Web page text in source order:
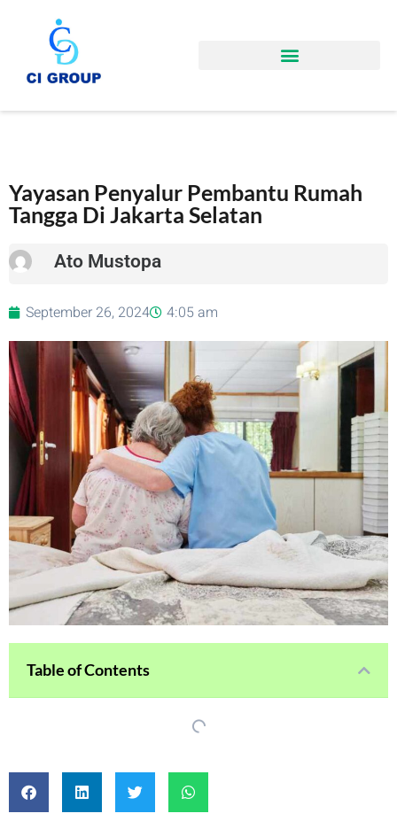
Yayasan Penyalur Pembantu Rumah
Tangga Di Jakarta Selatan
Ato Mustopa
September 26, 2024 4:05 am
Table of Contents